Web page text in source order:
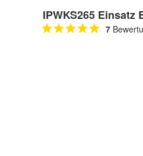
IPWKS265 Einsatz
7